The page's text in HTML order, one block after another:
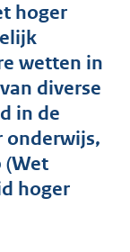
hoger
wetten in
diverse
in de
onderwijs,
(Wet
hoger